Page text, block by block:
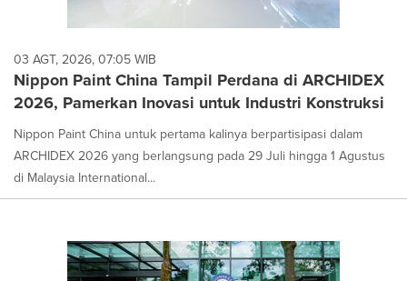
03 AGT, 2026, 07:05 WIB
Nippon Paint China Tampil Perdana di ARCHIDEX
2026, Pamerkan Inovasi untuk Industri Konstruksi
Nippon Paint China untuk pertama kalinya berpartisipasi dalam
ARCHIDEX 2026 yang berlangsung pada 29 Juli hingga 1 Agustus
di Malaysia International...